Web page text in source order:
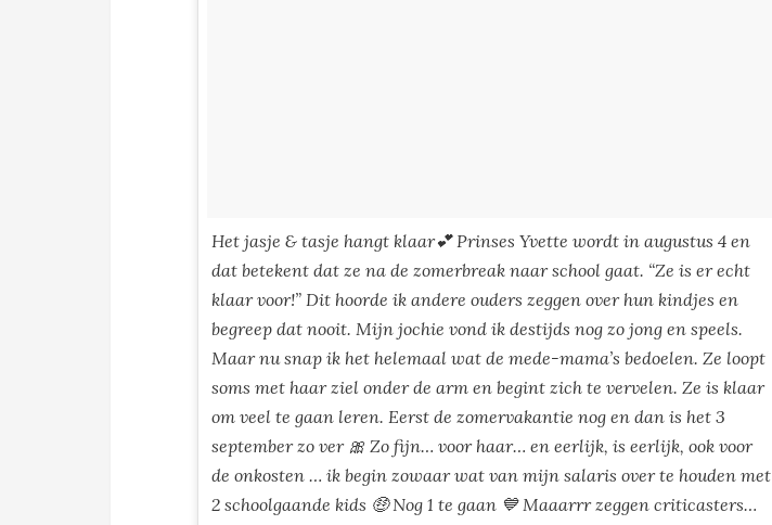
Het jasje & tasje hangt klaar💕 Prinses Yvette wordt in augustus 4 en
dat betekent dat ze na de zomerbreak naar school gaat. “Ze is er echt
klaar voor!” Dit hoorde ik andere ouders zeggen over hun kindjes en
begreep dat nooit. Mijn jochie vond ik destijds nog zo jong en speels.
Maar nu snap ik het helemaal wat de mede-mama’s bedoelen. Ze loopt
soms met haar ziel onder de arm en begint zich te vervelen. Ze is klaar
om veel te gaan leren. Eerst de zomervakantie nog en dan is het 3
september zo ver 🎀 Zo fijn… voor haar… en eerlijk, is eerlijk, ook voor
de onkosten … ik begin zowaar wat van mijn salaris over te houden met
2 schoolgaande kids 🤑 Nog 1 te gaan 💙 Maaarrr zeggen criticasters…